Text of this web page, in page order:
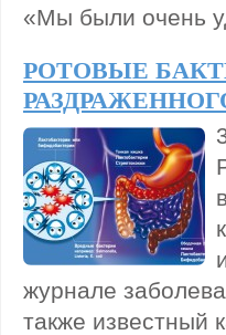
«Мы были очень
РОТОВЫЕ
журнале
также известный